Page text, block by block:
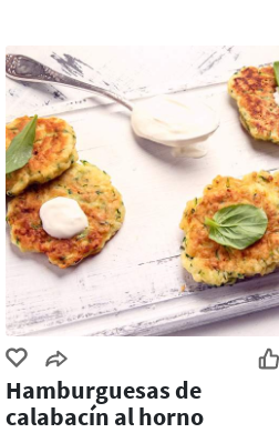
Hamburguesas de
calabacín al horno